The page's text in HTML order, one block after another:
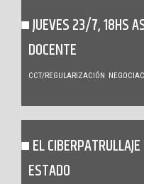
JUEVES 23/7, 18HS
DOCENTE
CCT/REGULARIZACIÓN
EL
ESTADO